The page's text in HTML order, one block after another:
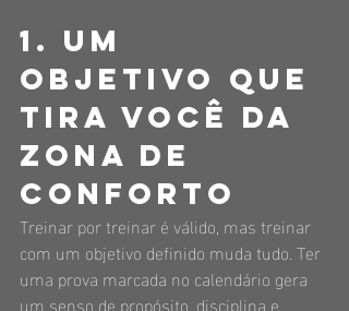
1. Um
objetivo que
tira você da
zona de
conforto
Treinar por treinar é válido, mas treinar
com um objetivo definido muda tudo. Ter
uma prova marcada no calendário gera
um senso de propósito, disciplina e